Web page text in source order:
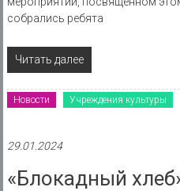
собрались ребята
Читать далее
Новости Учреждения культуры
29.01.2024
«Блокадный